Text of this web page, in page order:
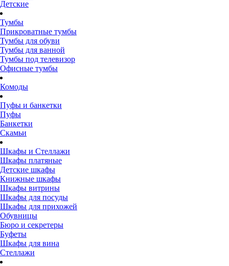
Детские
Тумбы
Прикроватные тумбы
Тумбы для обуви
Тумбы для ванной
Тумбы под телевизор
Офисные тумбы
Комоды
Пуфы и банкетки
Пуфы
Банкетки
Скамьи
Шкафы и Стеллажи
Шкафы платяные
Детские шкафы
Книжные шкафы
Шкафы витрины
Шкафы для посуды
Шкафы для прихожей
Обувницы
Бюро и секретеры
Буфеты
Шкафы для вина
Стеллажи